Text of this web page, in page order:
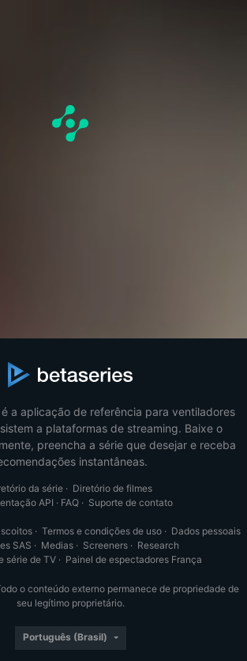
é a aplicação de referência para ventiladores
a plataformas de streaming. Baixe o
preencha a série que desejar e receba
instantâneas.
da série · Diretório de filmes
API · FAQ· Suporte de contato
· Termos e condições de uso · Dados pessoais
SAS · Medias· Screeners· Research
série de TV· Painel de espectadores França
o conteúdo externo permanece de propriedade de
seu legítimo proprietário.
Português (Brasil)